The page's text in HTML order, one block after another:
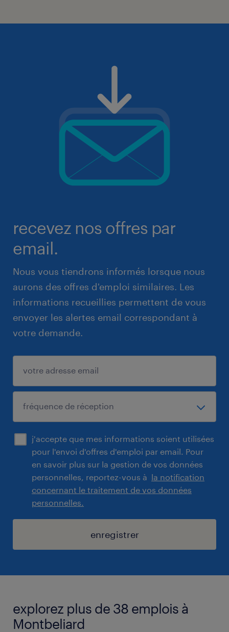
recevez nos offres par
email.
Nous vous tiendrons informés lorsque nous
aurons des offres d'emploi similaires. Les
informations recueillies permettent de vous
envoyer les alertes email correspondant à
votre demande.
j'accepte que mes informations soient utilisées
pour l'envoi d'offres d'emploi par email. Pour
en savoir plus sur la gestion de vos données
personnelles, reportez-vous à la notification
concernant le traitement de vos données
personnelles.
enregistrer
explorez plus de 38 emplois à
Montbeliard